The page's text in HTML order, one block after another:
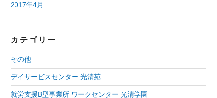
2017年4月
カテゴリー
その他
デイサービスセンター 光清苑
就労支援B型事業所 ワークセンター 光清学園